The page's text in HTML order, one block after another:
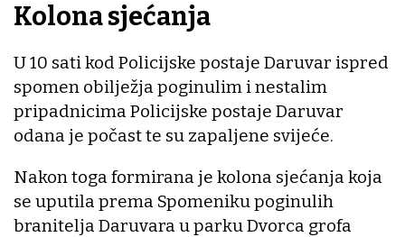
Kolona sjećanja
U 10 sati kod Policijske postaje Daruvar ispred
spomen obilježja poginulim i nestalim
pripadnicima Policijske postaje Daruvar
odana je počast te su zapaljene svijeće.
Nakon toga formirana je kolona sjećanja koja
se uputila prema Spomeniku poginulih
branitelja Daruvara u parku Dvorca grofa